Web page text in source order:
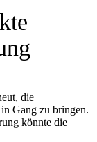
die
Gang zu bringen.
könnte die